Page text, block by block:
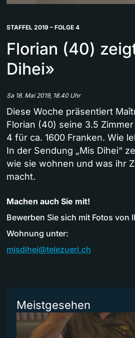
STAFFEL 2019 – FOLGE 4
Florian (40)
Dihei»
Sa 18. Mai 2019, 18.40 Uhr
Diese Woche präsentiert
Florian (40) seine 3.5
4 für ca. 1600 Franken. Wie
In der Sendung „Mis Dihei“
wie sie wohnen und was ihr
macht.
Machen auch Sie mit!
Bewerben Sie sich mit Fotos von
Wohnung unter:
misdihei@telezueri.ch
Meistgesehen